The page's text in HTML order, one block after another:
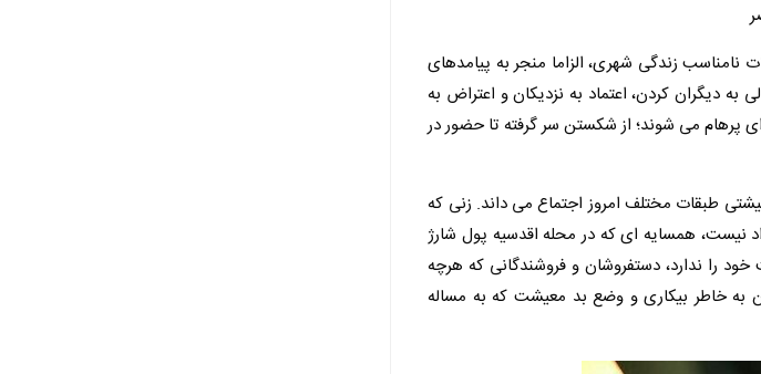
زندگی شهری، الزاما منجر به پیامدهای
دیگران کردن، اعتماد به نزدیکان و اعتراض به
پرهام می شوند؛ از شکستن سر گرفته تا حضور در
طبقات مختلف امروز اجتماع می داند. زنی که
نیست، همسایه ای که در محله اقدسیه پول شارژ
را ندارد، دستفروشان و فروشندگانی که هرچه
به خاطر بیکاری و وضع بد معیشت که به مساله